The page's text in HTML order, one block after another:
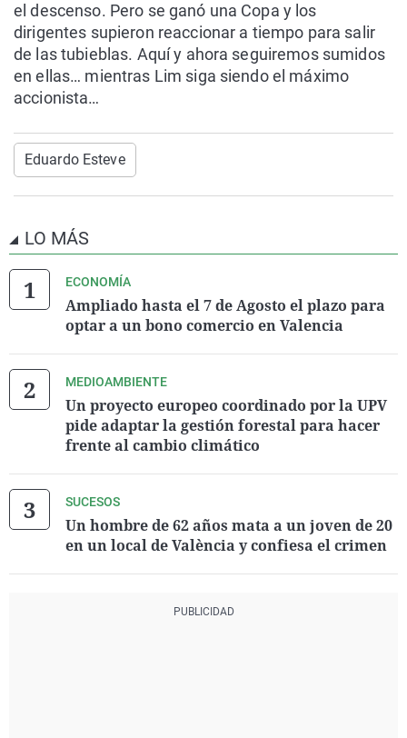
el descenso. Pero se ganó una Copa y los
dirigentes supieron reaccionar a tiempo para salir
de las tubieblas. Aquí y ahora seguiremos sumidos
en ellas… mientras Lim siga siendo el máximo
accionista…
Eduardo Esteve
LO MÁS
ECONOMÍA
Ampliado hasta el 7 de Agosto el plazo para
optar a un bono comercio en Valencia
MEDIOAMBIENTE
Un proyecto europeo coordinado por la UPV
pide adaptar la gestión forestal para hacer
frente al cambio climático
SUCESOS
Un hombre de 62 años mata a un joven de 20
en un local de València y confiesa el crimen